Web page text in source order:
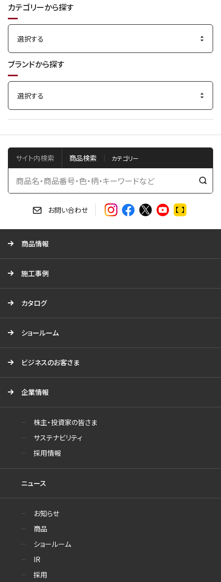
カテゴリーから探す
ブランドから探す
サイト内検索 商品検索
検
お問い合わせ
商品情報
施工事例
カタログ
ショールーム
ビジネスのお客さま
企業情報
株主・投資家の皆さま
サステナビリティ
採用情報
ニュース
お知らせ
商品
ショールーム
IR
採用